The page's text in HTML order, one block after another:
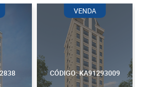
CÓDIGO: KA91293009
VENDA